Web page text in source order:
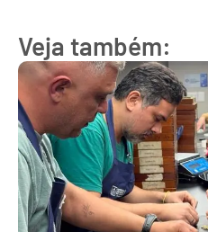
Veja também: